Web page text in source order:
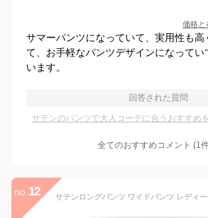
価格と
サマーパンツになっていて、実用性も高
て、お手軽なパンツデザインになってい
います。
回答された質問
サテンのパンツで大人コーデに合うおすすめ
全てのおすすめコメント (1
no. 12